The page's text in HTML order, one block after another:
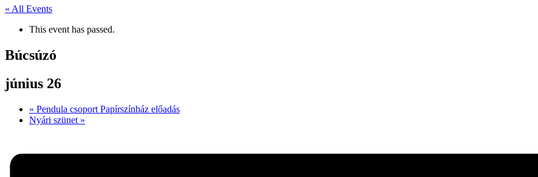
« All Events
This event has passed.
Búcsúzó
június 26
« Pendula csoport Papírszínház előadás
Nyári szünet »